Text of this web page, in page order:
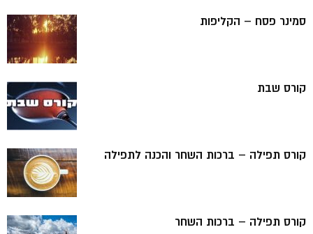
סמינר פסח – הקליפות
קורס שבת
קורס תפילה – ברכות השחר והכנה לתפילה
קורס תפילה – ברכות השחר